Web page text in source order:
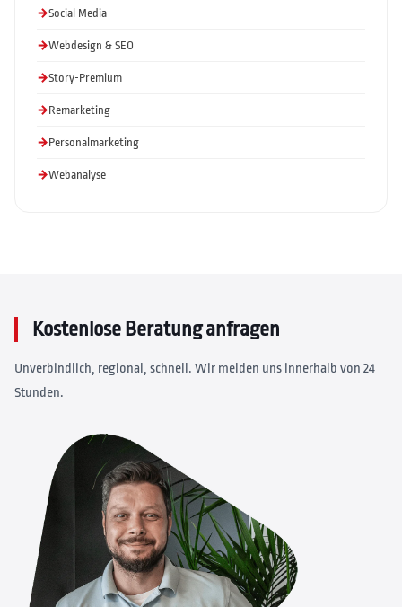
Social Media
Webdesign & SEO
Story-Premium
Remarketing
Personalmarketing
Webanalyse
Kostenlose Beratung anfragen
Unverbindlich, regional, schnell. Wir melden uns innerhalb von 24
Stunden.